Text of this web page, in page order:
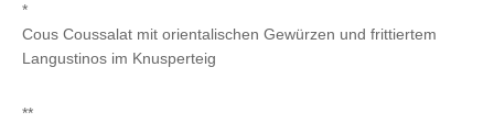
*
Cous Coussalat mit orientalischen Gewürzen und frittiertem
Langustinos im Knusperteig
**